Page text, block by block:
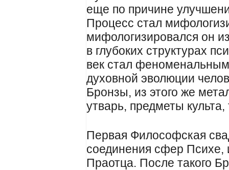
еще по причине
Процесс стал
мифологизировался он
в глубоких структурах
век стал
духовной эволюции
Бронзы, из этого же
утварь, предметы
Первая Философская
соединения сфер Психе,
Праотца. После такого